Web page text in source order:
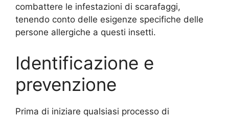
combattere le infestazioni di scarafaggi,
tenendo conto delle esigenze specifiche delle
persone allergiche a questi insetti.
Identificazione e
prevenzione
Prima di iniziare qualsiasi processo di